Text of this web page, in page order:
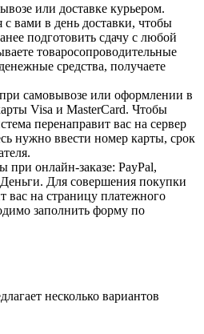
или доставке курьером.
с вами в день доставки, чтобы
подготовить сдачу с любой
товаросопроводительные
средства, получаете
самовывозе или оформлении в
Visa и MasterCard. Чтобы
перенаправит вас на сервер
нужно ввести номер карты, срок
при онлайн-заказе: PayPal,
Для совершения покупки
вас на страницу платежного
заполнить форму по
несколько вариантов